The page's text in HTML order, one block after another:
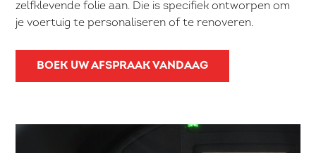
zelfklevende folie aan. Die is specifiek ontworpen om
je voertuig te personaliseren of te renoveren.
BOEK UW AFSPRAAK VANDAAG